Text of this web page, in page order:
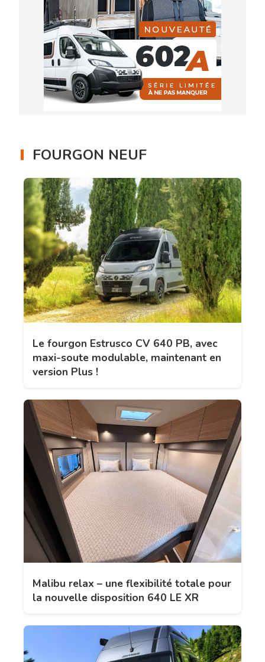
FOURGON NEUF
Le fourgon Estrusco CV 640 PB, avec
maxi-soute modulable, maintenant en
version Plus !
Malibu relax – une flexibilité totale pour
la nouvelle disposition 640 LE XR